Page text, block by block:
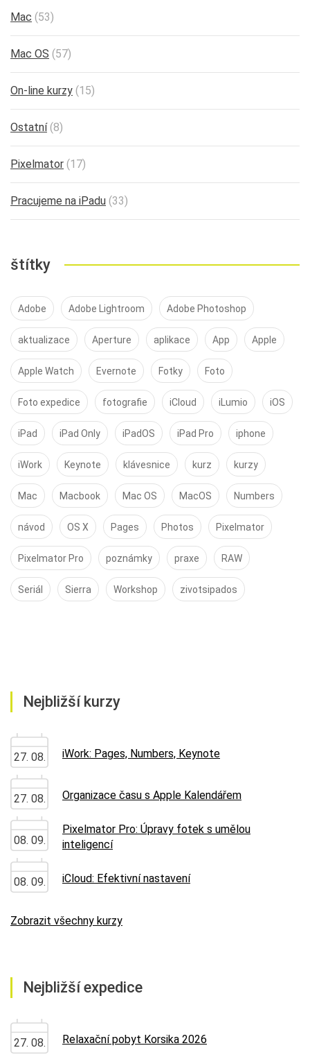
Mac (53)
Mac OS (57)
On-line kurzy (15)
Ostatní(8)
Pixelmator (17)
Pracujeme na iPadu (33)
štítky
Adobe Adobe Lightroom Adobe Photoshop
aktualizace Aperture aplikace App Apple
Apple Watch Evernote Fotky Foto
Foto expedice fotografie iCloud iLumio iOS
iPad iPad Only iPadOS iPad Pro iphone
iWork Keynote klávesnice kurz kurzy
Mac Macbook Mac OS MacOS Numbers
návod OS X Pages Photos Pixelmator
Pixelmator Pro poznámky praxe RAW
Seriál Sierra Workshop zivotsipados
Nejbližší kurzy
27. 08. iWork: Pages, Numbers, Keynote
27. 08. Organizace času s Apple Kalendářem
08. 09.
Pixelmator Pro: Úpravy fotek s umělou
inteligencí
08. 09. iCloud: Efektivní nastavení
Zobrazit všechny kurzy
Nejbližší expedice
27. 08. Relaxační pobyt Korsika 2026